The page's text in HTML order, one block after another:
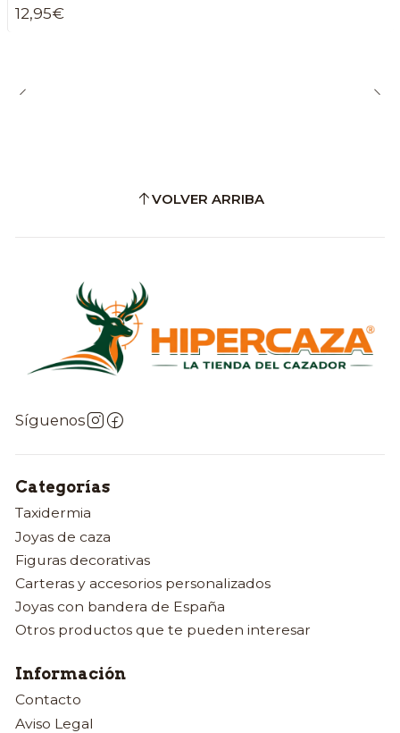
12,95€
VOLVER ARRIBA
Síguenos
Categorías
Taxidermia
Joyas de caza
Figuras decorativas
Carteras y accesorios personalizados
Joyas con bandera de España
Otros productos que te pueden interesar
Información
Contacto
Aviso Legal